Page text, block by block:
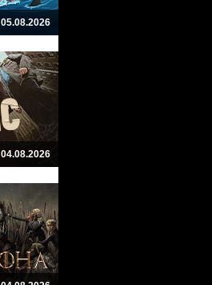
05.08.2026
04.08.2026